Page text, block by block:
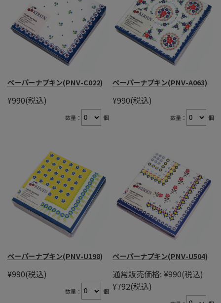
ペーパーナプキン(PNV-C022)
¥990(税込)
数量： 個
ペーパーナプキン(PNV-A063)
¥990(税込)
数量： 個
ペーパーナプキン(PNV-U198)
¥990(税込)
数量： 個
ペーパーナプキン(PNV-U504)
通常販売価格: ¥990(税込)
¥792(税込)